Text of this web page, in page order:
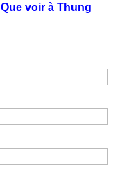
Que voir à Thung